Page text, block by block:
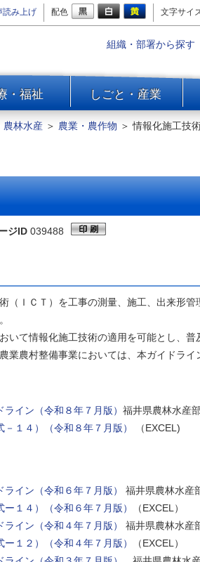
読み上げ 配色 文字サイ
組織・部署から探す
・福祉 しごと・産業
農林水産 ＞ 農業・農作物 ＞情報化施工技
ジID 039488
（ＩＣＴ）を工事の測量、施工、出来形
いて情報化施工技術の適用を可能とし、
業農村整備事業においては、本ガイドライ
イン（令和８年７月版） 福井県農林水産
１４）（令和８年７月版）
（EXCEL)
イン（令和６年７月版）
福井県農林水産
１４）（令和６年７月版）
（EXCEL）
イン（令和４年７月版）
福井県農林水産
１２）（令和４年７月版）
（EXCEL）